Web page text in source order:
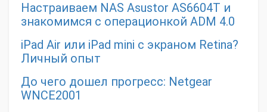
Настраиваем NAS Asustor AS6604T и
знакомимся с операционкой ADM 4.0
iPad Air или iPad mini с экраном Retina?
Личный опыт
До чего дошел прогресс: Netgear
WNCE2001